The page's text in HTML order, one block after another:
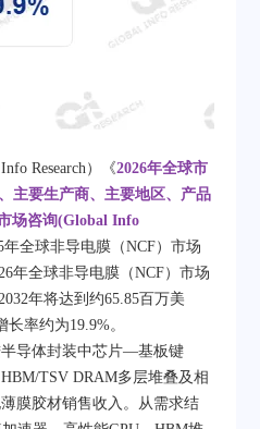
Research）《2026年全球市
主要生产商、主要地区、产品
场咨询(Global Info
年全球非导电膜（NCF）市场
年全球非导电膜（NCF）市场
年将达到约65.85百万美
长率约为19.9%。
导体封装中芯片—基板键
TSV DRAM多层堆叠及相
膜胶材销售收入。从需求结